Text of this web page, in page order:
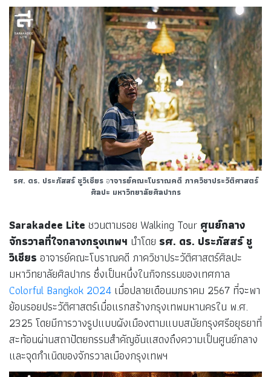
รศ. ดร. ประภัสสร์ ชูวิเชียรอาจารย์คณะโบราณคดี ภาควิชาประวัติศาสตร์
ศิลปะ มหาวิทยาลัยศิลปากร
Sarakadee Lite ชวนตามรอย Walking Tour ศูนย์กลาง
จักรวาลที่ใจกลางกรุงเทพฯ นำโดย รศ. ดร. ประภัสสร์ ชู
วิเชียร อาจารย์คณะโบราณคดี ภาควิชาประวัติศาสตร์ศิลปะ
มหาวิทยาลัยศิลปากร ซึ่งเป็นหนึ่งในกิจกรรมของเทศกาล
Colorful Bangkok 2024 เมื่อปลายเดือนมกราคม 2567 ที่จะพา
ย้อนรอยประวัติศาสตร์เมื่อแรกสร้างกรุงเทพมหานครใน พ.ศ.
2325 โดยมีการวางรูปแบบผังเมืองตามแบบสมัยกรุงศรีอยุธยาที่
สะท้อนผ่านสถาปัตยกรรมสำคัญอันแสดงถึงความเป็นศูนย์กลาง
และจุดกำเนิดของจักรวาลเมืองกรุงเทพฯ